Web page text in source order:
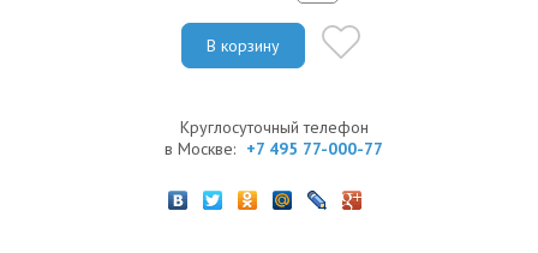
В корзину
Круглосуточный телефон
в Москве: +7 495 77-000-77